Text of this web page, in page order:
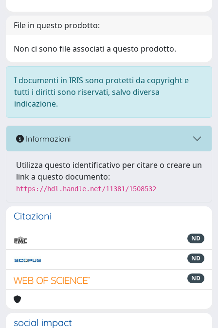
File in questo prodotto:
Non ci sono file associati a questo prodotto.
I documenti in IRIS sono protetti da copyright e
tutti i diritti sono riservati, salvo diversa
indicazione.
Informazioni
Utilizza questo identificativo per citare o creare un
link a questo documento:
https://hdl.handle.net/11381/1508532
Citazioni
ND
ND
ND
social impact